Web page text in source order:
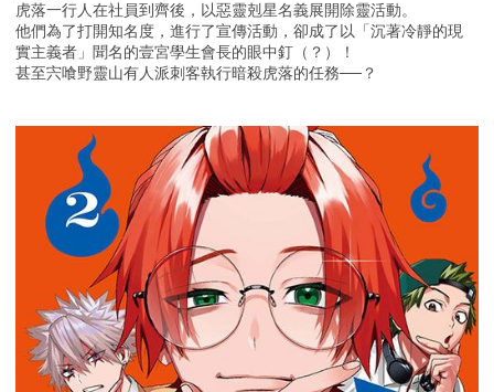
虎落一行人在社員到齊後，以惡靈剋星名義展開除靈活動。
他們為了打開知名度，進行了宣傳活動，卻成了以「沉著冷靜的現
實主義者」聞名的壹宮學生會長的眼中釘（？）！
甚至宍喰野靈山有人派刺客執行暗殺虎落的任務──？